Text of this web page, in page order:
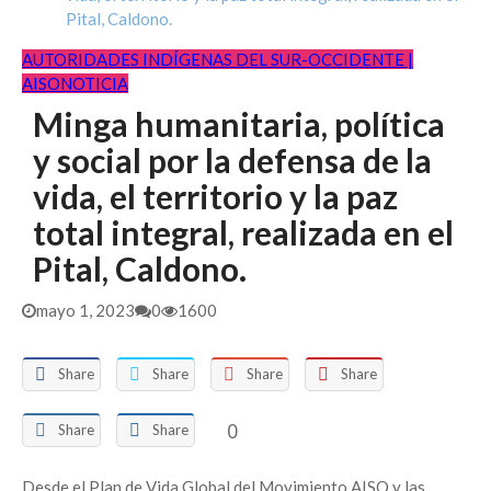
abril 15, 2026
I.E. MAMA MANUELAfebrero 17, 2026
PRESELECCION CONVOCATORIA DINAMIZADOR
PEDAGOGICO I.E.M. MAMA MANUELA SEDE
PRINCI... febrero 6, 2026
Pital, Caldono.
AUTORIDADES INDÍGENAS DEL SUR-OCCIDENTE |
AISONOTICIA
Minga humanitaria, política
y social por la defensa de la
vida, el territorio y la paz
total integral, realizada en el
Pital, Caldono.
mayo 1, 2023 0 1600
Share Share Share Share
Share Share 0
Desde el Plan de Vida Global del Movimiento AISO y las